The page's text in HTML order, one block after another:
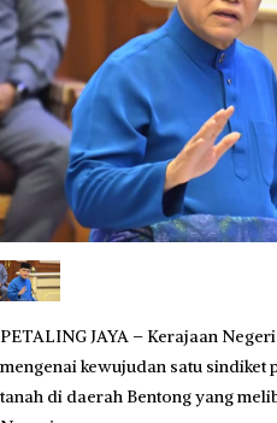
PETALING JAYA – Kerajaan
mengenai kewujudan satu sindiket
tanah di daerah Bentong yang